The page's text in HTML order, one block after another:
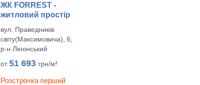
ЖК FORREST -
житловий простір
вул. Праведників
світу(Максимовича), 6,
р‑н Ленінський
от51 693 грн/м²
Розстрочка перший